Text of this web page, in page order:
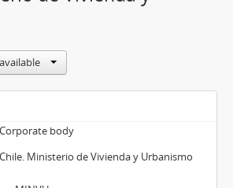
Corporate body
Chile. Ministerio de Vivienda y Urbanismo